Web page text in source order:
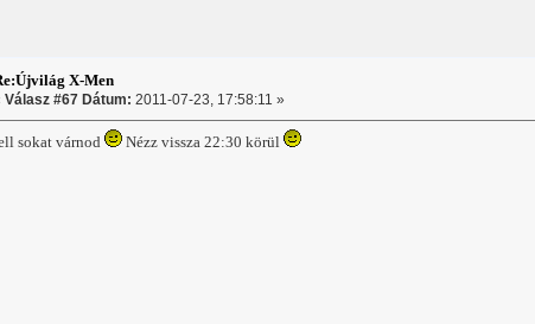
X-Men
Válasz #67 Dátum: 2011-07-23, 17:58:11 »
sokat várnod Nézz vissza 22:30 körül